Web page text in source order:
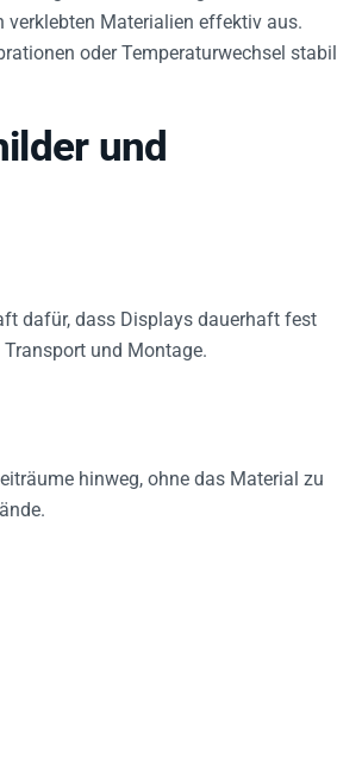
Materialien effektiv aus.
oder Temperaturwechsel stabil.
und
dafür, dass Displays dauerhaft fest
und Montage.
hinweg, ohne das Material zu